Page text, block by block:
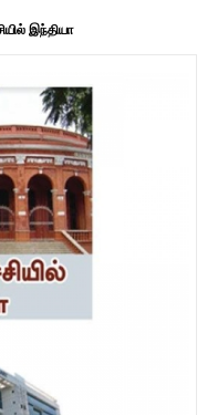
இந்தியா